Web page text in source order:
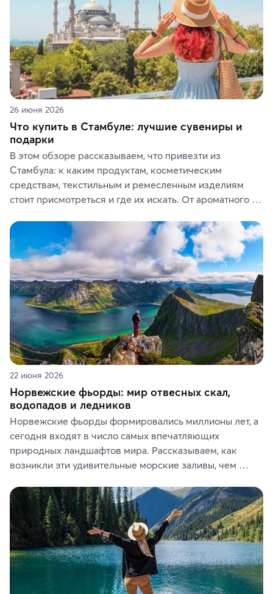
26 июня 2026
Что купить в Стамбуле: лучшие сувениры и
подарки
В этом обзоре рассказываем, что привезти из
Стамбула: к каким продуктам, косметическим
средствам, текстильным и ремесленным изделиям
стоит присмотреться и где их искать. От ароматного
керамики и изделий из кожи на турецких рынках и в
аутентичных лавках — в подарок близким или себе на
память о путешествии.
22 июня 2026
Норвежские фьорды: мир отвесных скал,
водопадов и ледников
Норвежские фьорды формировались миллионы лет, а
сегодня входят в число самых впечатляющих
природных ландшафтов мира. Рассказываем, как
возникли эти удивительные морские заливы, чем
живописные смотровые площадки и какие точки
включить в маршрут по Норвегии.